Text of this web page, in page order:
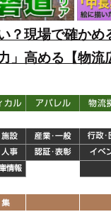
？現場で確かめ
」高める【物